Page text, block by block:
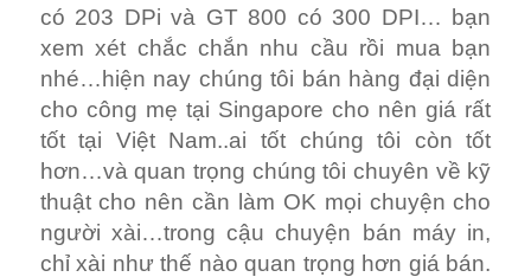
có 203 DPi và GT 800 có 300 DPI… bạn
xem xét chắc chắn nhu cầu rồi mua bạn
nhé…hiện nay chúng tôi bán hàng đại diện
cho công mẹ tại Singapore cho nên giá rất
tốt tại Việt Nam..ai tốt chúng tôi còn tốt
hơn…và quan trọng chúng tôi chuyên về kỹ
thuật cho nên cần làm OK mọi chuyện cho
người xài…trong cậu chuyện bán máy in,
chỉ xài như thế nào quan trọng hơn giá bán.